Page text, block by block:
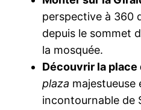
perspective à 360
depuis le sommet
la mosquée.
Découvrir la place
plaza majestueuse
incontournable de